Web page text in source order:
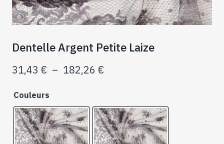
Dentelle Argent Petite Laize
31,43 € – 182,26 €Plage
31,43 €
à
182,26 €
Couleurs